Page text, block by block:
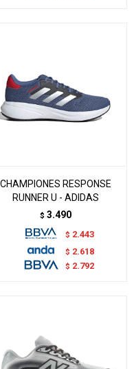
CHAMPIONES RESPONSE
RUNNER U - ADIDAS
$ 3.490
$ 2.443
$ 2.618
$ 2.792